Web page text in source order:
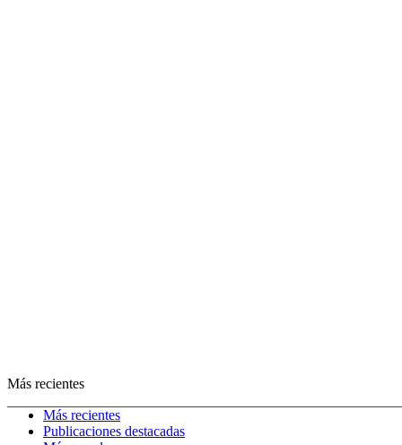
Más recientes
Más recientes
Publicaciones destacadas